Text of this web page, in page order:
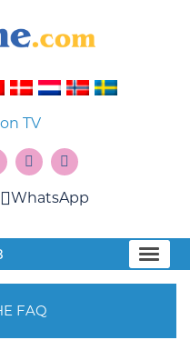
TV
WhatsApp
FAQ